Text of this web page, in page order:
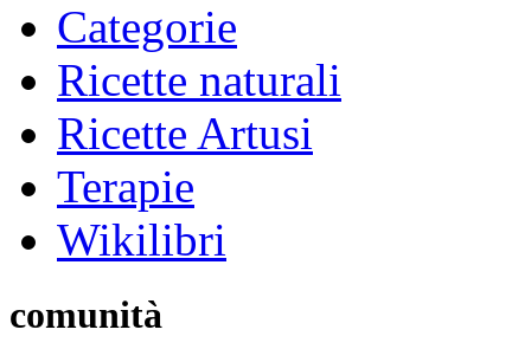
Categorie
Ricette naturali
Ricette Artusi
Terapie
Wikilibri
comunità